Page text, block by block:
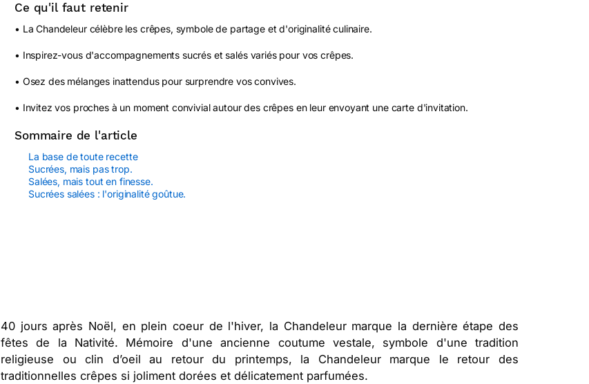
Ce qu'il faut retenir
• La Chandeleur célèbre les crêpes, symbole de partage et d'originalité culinaire.
• Inspirez-vous d'accompagnements sucrés et salés variés pour vos crêpes.
• Osez des mélanges inattendus pour surprendre vos convives.
• Invitez vos proches à un moment convivial autour des crêpes en leur envoyant une carte d'invitation.
Sommaire de l'article
La base de toute recette
Sucrées, mais pas trop.
Salées, mais tout en finesse.
Sucrées salées : l'originalité goûtue.
40 jours après Noël, en plein coeur de l'hiver, la Chandeleur marque la dernière étape des
fêtes de la Nativité. Mémoire d'une ancienne coutume vestale, symbole d'une tradition
religieuse ou clin d’oeil au retour du printemps, la Chandeleur marque le retour des
traditionnelles crêpes si joliment dorées et délicatement parfumées.